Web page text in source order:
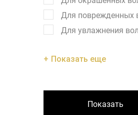
Для поврежденных
Для увлажнения
Показать еще
Показать